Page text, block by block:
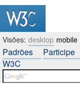
Visões: desktop mobile
Padrões Participe
W3C